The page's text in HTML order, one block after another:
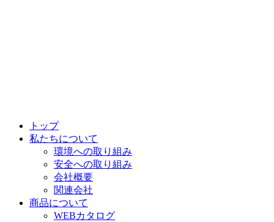
トップ
私たちについて
環境への取り組み
安全への取り組み
会社概要
関連会社
商品について
WEBカタログ